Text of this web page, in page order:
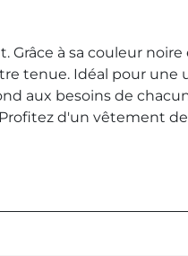
à sa couleur noire
tenue. Idéal pour une
aux besoins de
d'un vêtement